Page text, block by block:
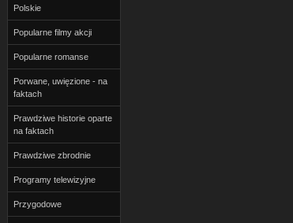
Polskie
Popularne filmy akcji
Popularne romanse
Porwane, uwięzione - na
faktach
Prawdziwe historie oparte
na faktach
Prawdziwe zbrodnie
Programy telewizyjne
Przygodowe